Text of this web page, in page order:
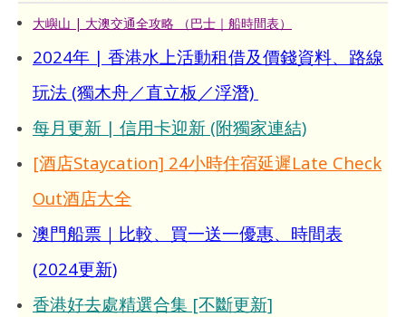
大嶼山 | 大澳交通全攻略 （巴士｜船時間表）
2024年 | 香港水上活動租借及價錢資料、路線
玩法 (獨木舟／直立板／浮潛)
每月更新 | 信用卡迎新 (附獨家連結)
[酒店Staycation] 24小時住宿延遲Late Check
Out酒店大全
澳門船票｜比較、買一送一優惠、時間表
(2024更新)
香港好去處精選合集 [不斷更新]